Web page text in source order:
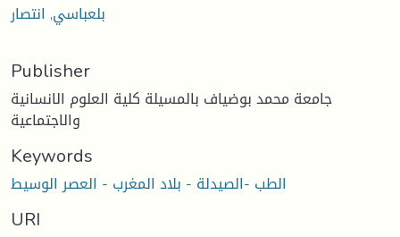
بلعباسي, انتصار
Publisher
جامعة محمد بوضياف بالمسيلة كلية العلوم الانسانية
والاجتماعية
Keywords
الطب -الصيدلة - بلاد المغرب - العصر الوسيط
URI